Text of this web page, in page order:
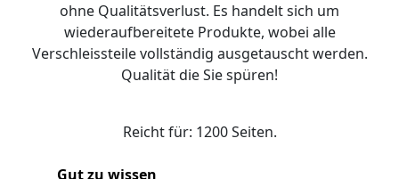
ohne Qualitätsverlust. Es handelt sich um
wiederaufbereitete Produkte, wobei alle
Verschleissteile vollständig ausgetauscht werden.
Qualität die Sie spüren!
Reicht für: 1200 Seiten.
Gut zu wissen